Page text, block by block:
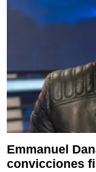
Emmanuel
convicciones